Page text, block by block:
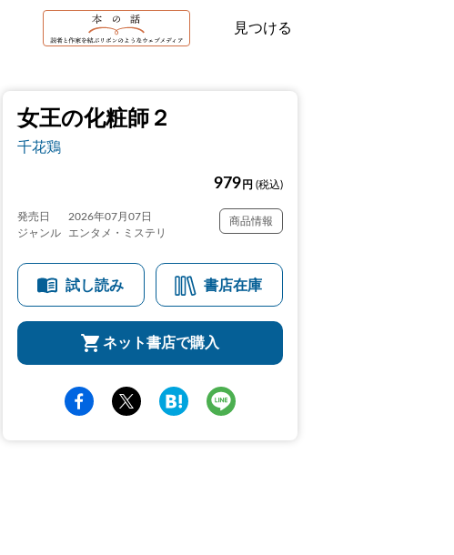
見つける
女王の化粧師２
千花鶏
979 円 (税込)
発売日
2026年07月07日
ジャンル
エンタメ・ミステリ
商品情報
試し読み 書店在庫
ネット書店で購入